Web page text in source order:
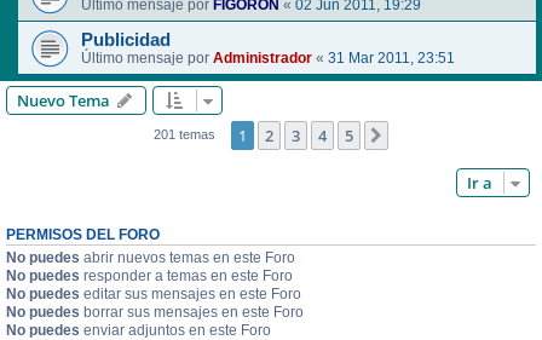
Último mensaje por FIGORON « 02 Jun 2011, 19:29
Publicidad
Último mensaje por Administrador « 31 Mar 2011, 23:51
Nuevo Tema
201 temas 1 2 3 4 5
Ir a
PERMISOS DEL FORO
No puedes abrir nuevos temas en este Foro
No puedes responder a temas en este Foro
No puedes editar sus mensajes en este Foro
No puedes borrar sus mensajes en este Foro
No puedes enviar adjuntos en este Foro